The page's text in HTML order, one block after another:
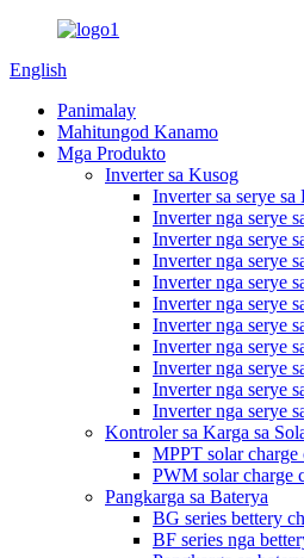
English
Panimalay
Mahitungod Kanamo
Mga Produkto
Inverter sa Kusog
Inverter sa serye sa
Inverter nga serye
Inverter nga serye
Inverter nga serye
Inverter nga serye
Inverter nga serye
Inverter nga serye
Inverter nga serye
Inverter nga serye
Inverter nga serye
Inverter nga serye
Kontroler sa Karga sa
MPPT solar charge
PWM solar charge
Pangkarga sa Baterya
BG series bettery
BF series nga